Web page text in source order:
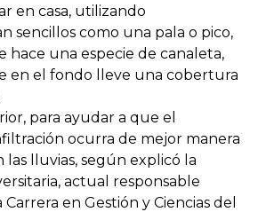
en casa, utilizando
sencillos como una pala o pico,
hace una especie de canaleta,
en el fondo lleve una cobertura
ayudar a que el
ocurra de mejor manera
lluvias, según explicó la
actual responsable
en Gestión y Ciencias del